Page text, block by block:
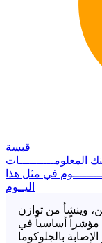
قبسة
المعلومــــــــــات
في مثل هذا
اليــوم
وينشأ من توازن
مؤشراً أساسياً في
بالجلوكوما